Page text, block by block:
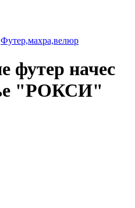
Футер,махра,велюр
футер начес
"РОКСИ"